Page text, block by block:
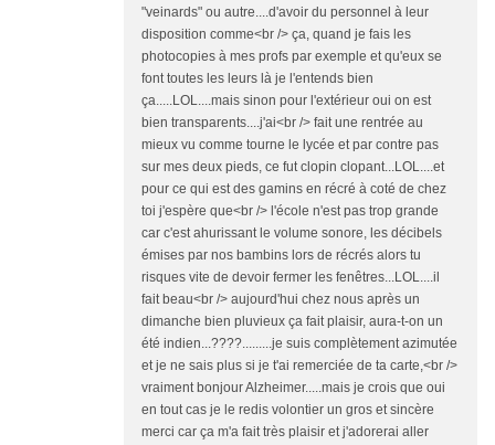
"veinards" ou autre....d'avoir du personnel à leur
disposition comme<br /> ça, quand je fais les
photocopies à mes profs par exemple et qu'eux se
font toutes les leurs là je l'entends bien
ça.....LOL....mais sinon pour l'extérieur oui on est
bien transparents....j'ai<br /> fait une rentrée au
mieux vu comme tourne le lycée et par contre pas
sur mes deux pieds, ce fut clopin clopant...LOL....et
pour ce qui est des gamins en récré à coté de chez
toi j'espère que<br /> l'école n'est pas trop grande
car c'est ahurissant le volume sonore, les décibels
émises par nos bambins lors de récrés alors tu
risques vite de devoir fermer les fenêtres...LOL....il
fait beau<br /> aujourd'hui chez nous après un
dimanche bien pluvieux ça fait plaisir, aura-t-on un
été indien...????.........je suis complètement azimutée
et je ne sais plus si je t'ai remerciée de ta carte,<br />
vraiment bonjour Alzheimer.....mais je crois que oui
en tout cas je le redis volontier un gros et sincère
merci car ça m'a fait très plaisir et j'adorerai aller